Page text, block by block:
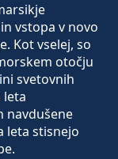
vstopa v novo
Kot vselej, so
otočju
svetovnih
leta
navdušene
leta stisnejo